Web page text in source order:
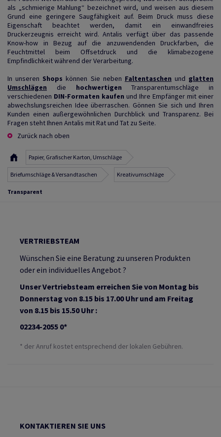
als „schmierige Mahlung“ bezeichnet wird, und weisen aus diesem
Grund eine geringere Saugfähigkeit auf. Beim Druck muss diese
Eigenschaft beachtet werden, damit ein einwandfreies
Druckerzeugnis erreicht wird. Antalis verfügt über das passende
Know-how in Bezug auf die anzuwendenden Druckfarben, die
Feuchtmittel beim Offsetdruck und die klimabezogene
Empfindlichkeit während der Verarbeitung.
In unseren Shops können Sie neben Faltentaschen und glatten
Umschlägen die hochwertigen Transparentumschläge in
verschiedenen DIN-Formaten kaufen und Ihre Empfänger mit einer
abwechslungsreichen Idee überraschen. Gönnen Sie sich und Ihren
Kunden einen außergewöhnlichen Durchblick und Transparenz. Bei
Fragen steht Ihnen Antalis mit Rat und Tat zu Seite.
Zurück nach oben
Papier, Grafischer Karton, Umschläge
Briefumschläge & Versandtaschen Kreativumschläge
Transparent
VERTRIEBSTEAM
Wünschen Sie eine Beratung zu unseren Produkten
oder ein individuelles Angebot ?
Unser Vertriebsteam erreichen Sie von Montag bis
Donnerstag von 8.15 bis 17.00 Uhr und am Freitag
von 8.15 bis 15.50 Uhr :
02234-2055 0*
* der Anruf kostet entsprechend der lokalen Gebühren.
KONTAKTIEREN SIE UNS